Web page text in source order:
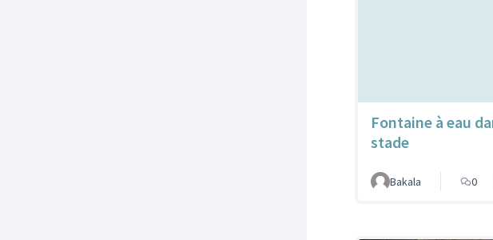
Fontaine à eau
stade
Bakala 0